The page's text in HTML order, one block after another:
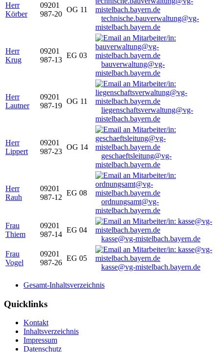
Herr
Körber
09201
987-20
OG 11
technische.bauverwaltung@vg-
mistelbach.bayern.de
Herr
Krug
09201
987-13
EG 03
bauverwaltung@vg-
mistelbach.bayern.de
Herr
Lautner
09201
987-19
OG 11
liegenschaftsverwaltung@vg-
mistelbach.bayern.de
Herr
Lippert
09201
987-23
OG 14
geschaeftsleitung@vg-
mistelbach.bayern.de
Herr
Rauh
09201
987-12
EG 08
ordnungsamt@vg-
mistelbach.bayern.de
Frau
Thiem
09201
987-14
EG 04
kasse@vg-mistelbach.bayern.de
Frau
Vogel
09201
987-26
EG 05
kasse@vg-mistelbach.bayern.de
Gesamt-Inhaltsverzeichnis
Quicklinks
Kontakt
Inhaltsverzeichnis
Impressum
Datenschutz